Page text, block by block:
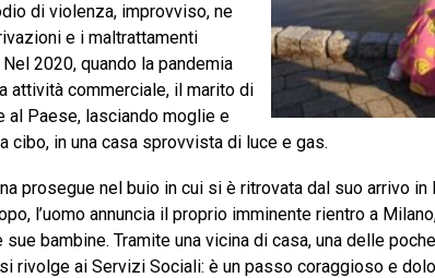
di violenza, improvviso, ne
e i maltrattamenti
2020, quando la pandemia
attività commerciale, il marito di
al Paese, lasciando moglie e
cibo, in una casa sprovvista di luce e gas.
prosegue nel buio in cui si è ritrovata dal suo arrivo
l’uomo annuncia il proprio imminente rientro a
bambine. Tramite una vicina di casa, una delle
rivolge ai Servizi Sociali: è un passo coraggioso e